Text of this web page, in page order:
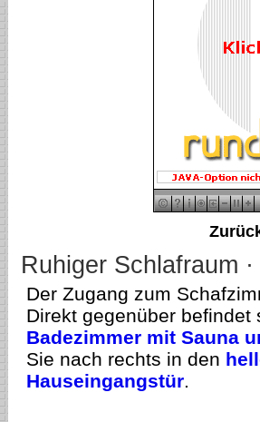
Ruhiger Schlafraum
Der Zugang zum
Direkt gegenüber befindet
Badezimmer mit Sauna
Sie nach rechts in den
Hauseingangstür.